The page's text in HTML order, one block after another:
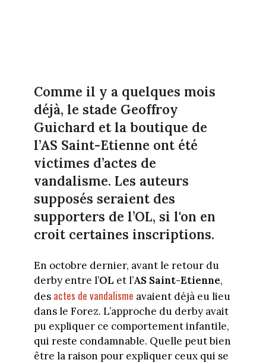
Comme il y a quelques mois
déjà, le stade Geoffroy
Guichard et la boutique de
l’AS Saint-Etienne ont été
victimes d’actes de
vandalisme. Les auteurs
supposés seraient des
supporters de l’OL, si l'on en
croit certaines inscriptions.
En octobre dernier, avant le retour du
derby entre l’OL et l’AS Saint-Etienne,
des actes de vandalisme avaient déjà eu lieu
dans le Forez. L’approche du derby avait
pu expliquer ce comportement infantile,
qui reste condamnable. Quelle peut bien
être la raison pour expliquer ceux qui se